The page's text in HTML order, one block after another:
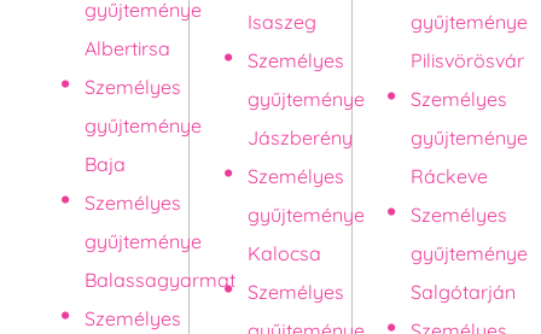
gyűjteménye
Albertirsa
Személyes
gyűjteménye
Baja
Személyes
gyűjteménye
Balassagyarmat
Személyes
Isaszeg
Személyes
gyűjteménye
Jászberény
Személyes
gyűjteménye
Kalocsa
Személyes
gyűjteménye
Pilisvörösvár
Személyes
gyűjteménye
Ráckeve
Személyes
gyűjteménye
Salgótarján